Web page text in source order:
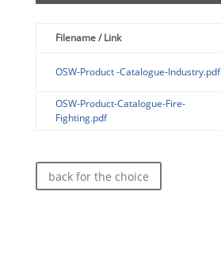
Filename / Link
OSW-Product -Catalogue-Industry.pdf
OSW-Product-Catalogue-Fire-
Fighting.pdf
back for the choice